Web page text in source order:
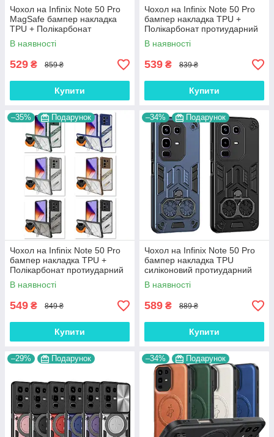
Чохол на Infinix Note 50 Pro
MagSafe бампер накладка
TPU + Полікарбонат
протиударний оригінальний
"CLEAR-HYBRID"
В наявності
529 ₴ 859 ₴
Купити
Чохол на Infinix Note 50 Pro
бампер накладка TPU +
Полікарбонат протиударний
оригінальний "TOP-COVER"
В наявності
539 ₴ 839 ₴
Купити
–35% Подарунок
Чохол на Infinix Note 50 Pro
бампер накладка TPU +
Полікарбонат протиударний
оригінальний з підставкою
"LINE-ARMOR"
В наявності
549 ₴ 849 ₴
Купити
–34% Подарунок
Чохол на Infinix Note 50 Pro
бампер накладка TPU
силіконовий протиударний
оригінальний "TECH-COVER"
В наявності
589 ₴ 889 ₴
Купити
–29% Подарунок –34% Подарунок